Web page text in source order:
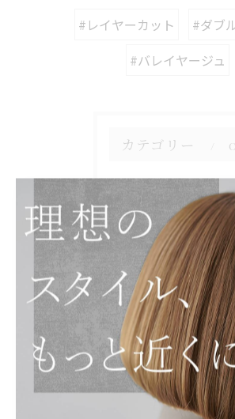
#レイヤーカット
#ダブ
#バレイヤージュ
カテゴリー
カット
カラー
トリートメント
メンズ
パーマ
最近の投稿